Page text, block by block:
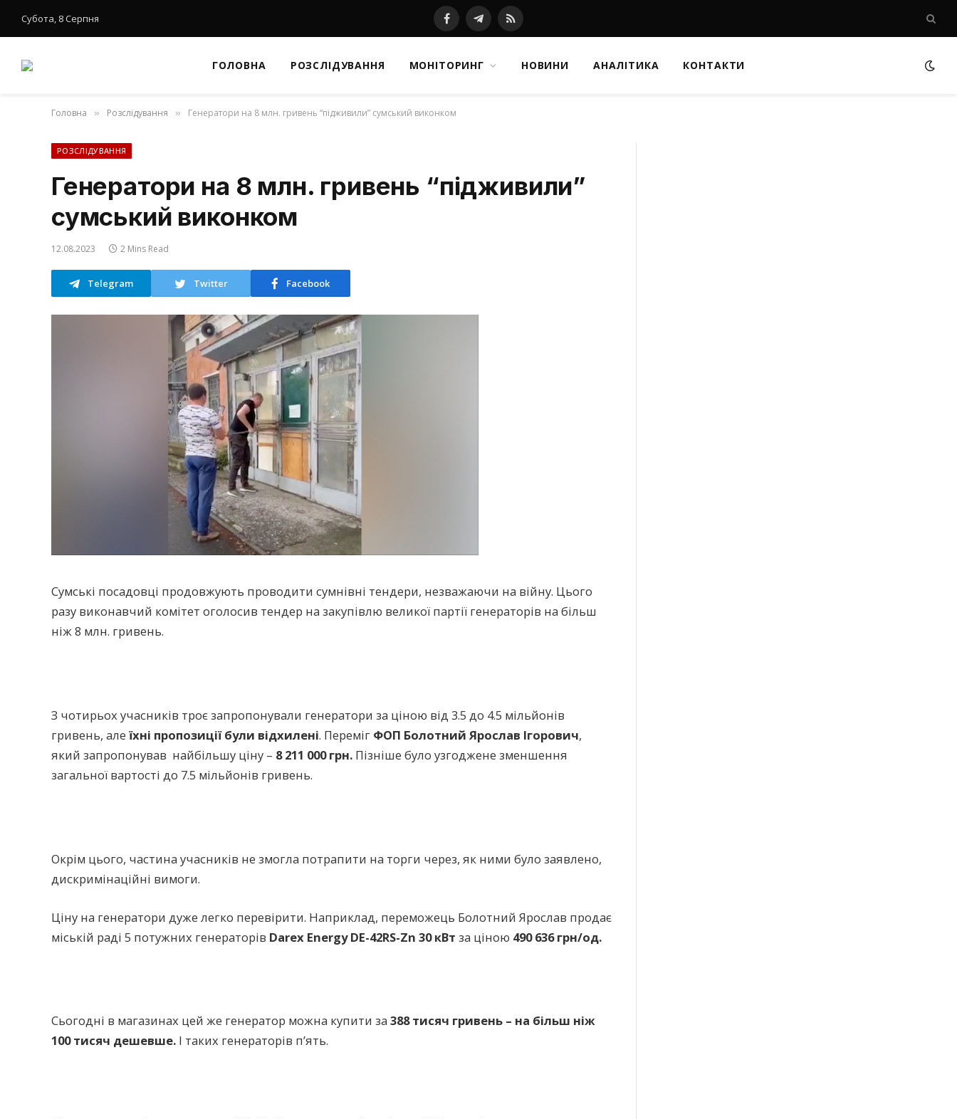
Субота, 8 Серпня FacebookTelegram
RSS
ГОЛОВНА РОЗСЛІДУВАННЯ МОНІТОРИНГ НОВИНИ АНАЛІТИКА КОНТАКТИ
Головна » Розслідування » Генератори на 8 млн. гривень “підживили” сумський виконком
РОЗСЛІДУВАННЯ
Генератори на 8 млн. гривень “підживили”
сумський виконком
12.08.2023 2 Mins Read
Telegram Twitter Facebook
Сумські посадовці продовжують проводити сумнівні тендери, незважаючи на війну. Цього
разу виконавчий комітет оголосив тендер на закупівлю великої партії генераторів на більш
ніж 8 млн. гривень.
З чотирьох учасників троє запропонували генератори за ціною від 3.5 до 4.5 мільйонів
гривень, але їхні пропозиції були відхилені. Переміг ФОП Болотний Ярослав Ігорович,
який запропонував найбільшу ціну – 8 211 000 грн. Пізніше було узгоджене зменшення
загальної вартості до 7.5 мільйонів гривень.
Окрім цього, частина учасників не змогла потрапити на торги через, як ними було заявлено,
дискримінаційні вимоги.
Ціну на генератори дуже легко перевірити. Наприклад, переможець Болотний Ярослав продає
міській раді 5 потужних генераторів Darex Energy DE-42RS-Zn 30 кВт за ціною 490 636 грн/од.
Сьогодні в магазинах цей же генератор можна купити за 388 тисяч гривень – на більш ніж
100 тисяч дешевше. І таких генераторів п’ять.